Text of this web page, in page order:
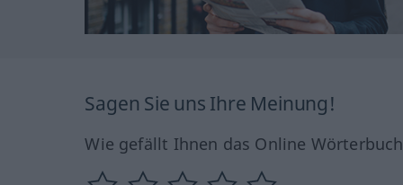
Sagen Sie uns Ihre Meinung!
Wie gefällt Ihnen das Online